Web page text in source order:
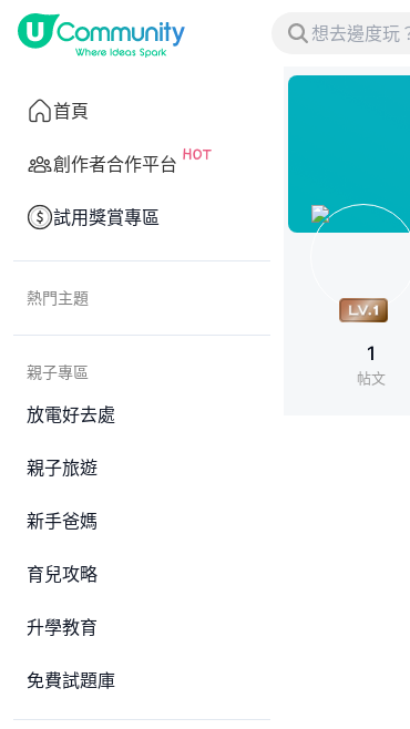
首頁
創作者合作平台
試用獎賞專區
熱門主題
親子專區
放電好去處
親子旅遊
新手爸媽
育兒攻略
升學教育
免費試題庫
1
帖文